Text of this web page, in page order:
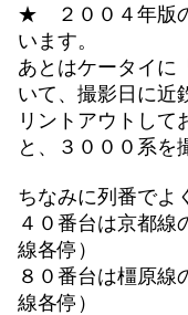
★ ２００４年版
います。
あとはケータイに
いて、撮影日に近
リントアウトして
と、３０００系を
ちなみに列番でよ
４０番台は京都
線各停）
８０番台は橿原
線各停）